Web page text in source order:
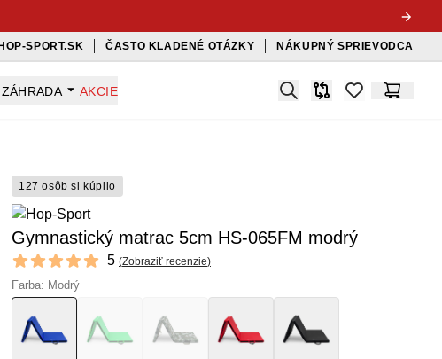
SPORT.SK ČASTO KLADENÉ OTÁZKY NÁKUPNÝ SPRIEVODCA
AKCIE Search
Porovnávač
items inKošík
127 osôb si kúpilo
Gymnastický matrac 5cm HS-065FM modrý
Reviews
5 out of 5 stars 5 (Zobraziť recenzie)
Farba: Modrý